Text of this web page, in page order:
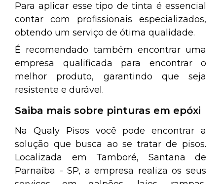
Para aplicar esse tipo de tinta é essencial
contar com profissionais especializados,
obtendo um serviço de ótima qualidade.
É recomendado também encontrar uma
empresa qualificada para encontrar o
melhor produto, garantindo que seja
resistente e durável.
Saiba mais sobre pinturas em epóxi
Na Qualy Pisos você pode encontrar a
solução que busca ao se tratar de pisos.
Localizada em Tamboré, Santana de
Parnaíba - SP, a empresa realiza os seus